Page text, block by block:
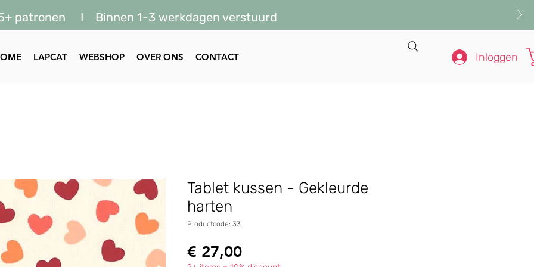
patronen I Binnen 1-3 werkdagen verstuurd
LAPCAT WEBSHOP OVER ONS CONTACT Inloggen
Tablet kussen - Gekleurde
harten
Productcode: 33
€ 27,00Prijs